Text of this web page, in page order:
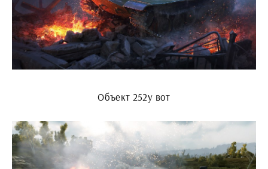
Объект 252у вот